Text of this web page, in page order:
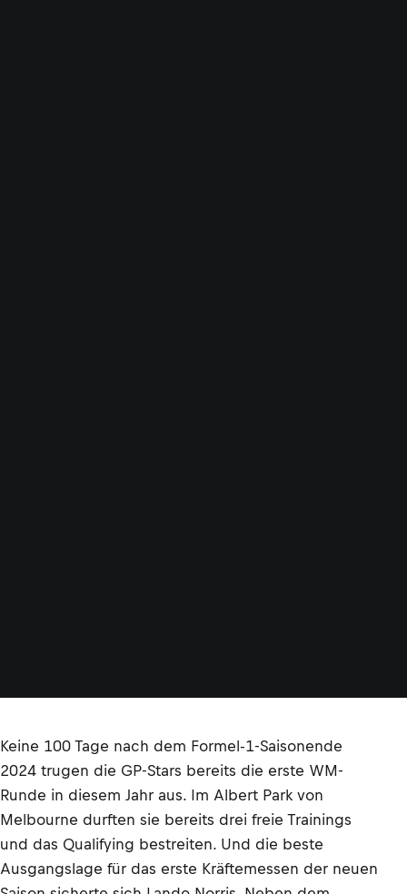
Keine 100 Tage nach dem Formel-1-Saisonende
2024 trugen die GP-Stars bereits die erste WM-
Runde in diesem Jahr aus. Im Albert Park von
Melbourne durften sie bereits drei freie Trainings
und das Qualifying bestreiten. Und die beste
Ausgangslage für das erste Kräftemessen der neuen